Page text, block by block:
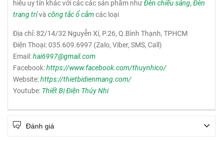
hiêu uy tín khác với các các sản phẩm nhưĐèn chiếu sáng, Đèn
trang trívà công tắc ổ cắm các loại
Địa chỉ: 82/14/32 Nguyễn Xí, P.26, Q.Bình Thạnh, TPHCM
Điện Thoại: 035.609.6997 (Zalo, Viber, SMS, Call)
Email:hai6997@gmail.com
Facebook:https://www.facebook.com/thuynhico/
Website:https://thietbidienmang.com/
Youtube: Thiết Bị Điện Thúy Nhi
Đánh giá